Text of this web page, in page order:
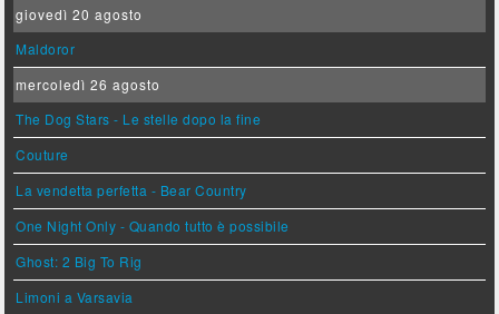
giovedì 20 agosto
Maldoror
mercoledì 26 agosto
The Dog Stars - Le stelle dopo la fine
Couture
La vendetta perfetta - Bear Country
One Night Only - Quando tutto è possibile
Ghost: 2 Big To Rig
Limoni a Varsavia